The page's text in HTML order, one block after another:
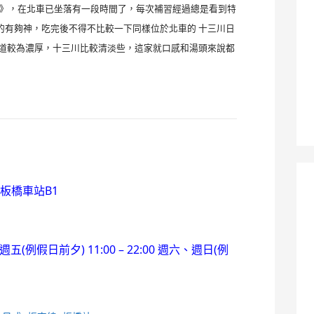
，在北車已坐落有一段時間了，每次補習經過總是看到特
有夠神，吃完後不得不比較一下同樣位於北車的 十三川日
較為濃厚，十三川比較清淡些，這家就口感和湯頭來說都
橋車站B1
五(例假日前夕) 11:00 – 22:00 週六、週日(例